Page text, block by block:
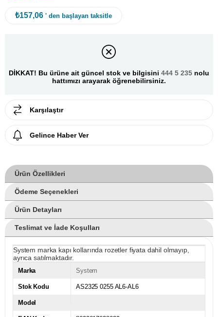
₺157,06 ' den başlayan taksitle
DİKKAT! Bu ürüne ait güncel stok ve bilgisini 444 5 235 nolu
hattımızı arayarak öğrenebilirsiniz.
Karşılaştır
Gelince Haber Ver
Ürün Özellikleri
Ödeme Seçenekleri
Ürün Detayları
Teslimat ve İade Koşulları
System marka kapı kollarında rozetler fiyata dahil olmayıp,
ayrıca satılmaktadır.
Marka System
Stok Kodu AS2325 0255 AL6-AL6
Model